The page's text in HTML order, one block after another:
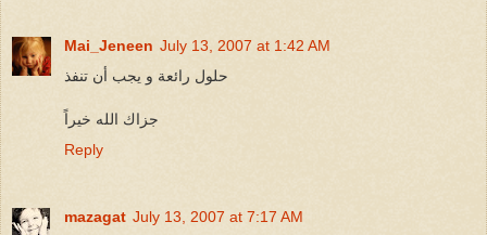
Mai_Jeneen July 13, 2007 at 1:42 AM
حلول رائعة و يجب أن تنفذ
جزاك الله خيراً
Reply
mazagat July 13, 2007 at 7:17 AM